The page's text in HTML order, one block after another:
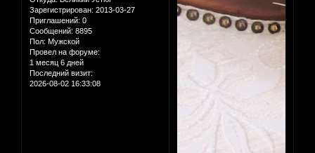
Зарегистрирован: 2013-03-27
Приглашений: 0
Сообщений: 8895
Пол: Мужской
Провел на форуме:
1 месяц 6 дней
Последний визит:
2026-08-02 16:33:08